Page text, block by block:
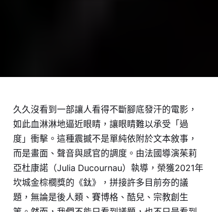
久久沒看到一部讓人看得不斷腳底發汗的電影，
如此血淋淋地逼近眼睛，讓眼睛難以承受「過
度」衝擊。這種震撼不是單純依附於文本敘事，
而是畫面、聲音與感官的調度。由法國導演茱莉
亞杜康諾（Julia Ducournau）執導，榮獲2021年
坎城金棕櫚獎的《鈦》，拼接許多目前夯的議
題，無論是後人類、賽博格、酷兒、宗教創生